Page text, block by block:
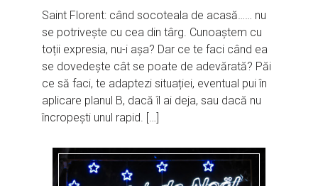
Saint Florent: când socoteala de acasă…… nu
se potrivește cu cea din târg. Cunoaștem cu
toții expresia, nu-i așa? Dar ce te faci când ea
se dovedește cât se poate de adevărată? Păi
ce să faci, te adaptezi situației, eventual pui în
aplicare planul B, dacă îl ai deja, sau dacă nu
încropești unul rapid. […]